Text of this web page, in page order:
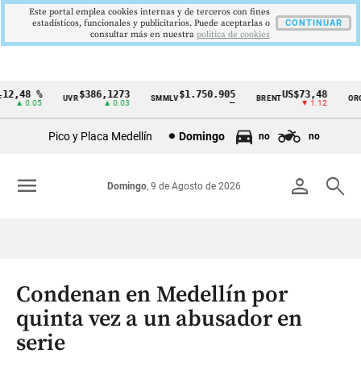
Cintillo
Colombia
%
▲ 0.05
UVR$386,1273
▲ 0.03
SMMLV$1.750.905 BRENTUS$73,48
▼ 1.12
ORO
Pico y Placa Medellín Domingo no no
person search
Domingo, 9 de Agosto de 2026
menu
Condenan en Medellín por
quinta vez a un abusador en
serie
Este portal emplea cookies internas y de terceros con fines
estadísticos, funcionales y publicitarios. Puede aceptarlas o
consultar más en nuestra politica de cookies
CONTINUAR